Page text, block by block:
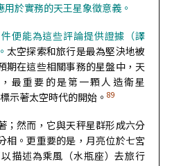
於實務的天王星象徵意義。
便能為這些評論提供證據（譯
太空探索和旅行是最為堅決地被
期在這些相關事務的星盤中，天
最重要的是第一顆人造衛星
示著太空時代的開始。 89
；然而，它與天秤星群形成六分
相。更重要的是，月亮位於七宮
描述為乘風（水瓶座）去旅行